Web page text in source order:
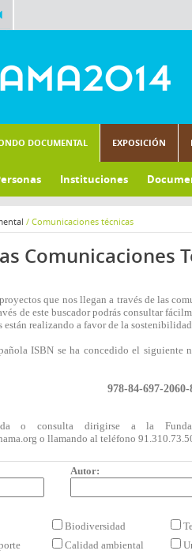
DOCUMENTAL EXPOSICIÓN
Instituciones
/ Comunicaciones técnicas
Comunicaciones
que nos llegan a través de las
de este buscador podrás consultar
realizando a favor de la
ISBN se ha concedido el siguiente
978-84-697-2060-
o consulta dirigirse a la
o llamando al teléfono
Autor:
Biodiversidad
Calidad ambiental